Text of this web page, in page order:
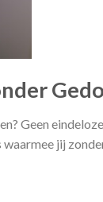
Geen eindeloze
jij